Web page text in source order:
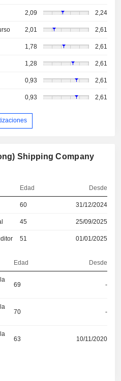
2,09 2,24
2,01 2,61
1,78 2,61
1,28 2,61
0,93 2,61
0,93 2,61
Shipping Company
Edad Desde
60 31/12/2024
45 25/09/2025
51 01/01/2025
Edad Desde
69 -
70 -
63 10/11/2020